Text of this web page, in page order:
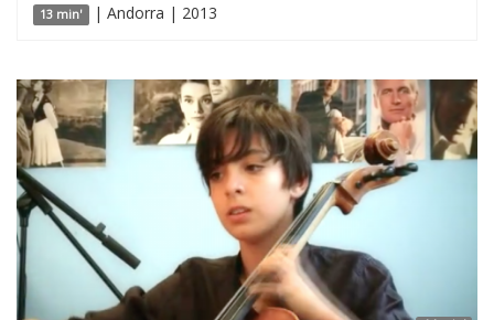
13 min' | Andorra | 2013